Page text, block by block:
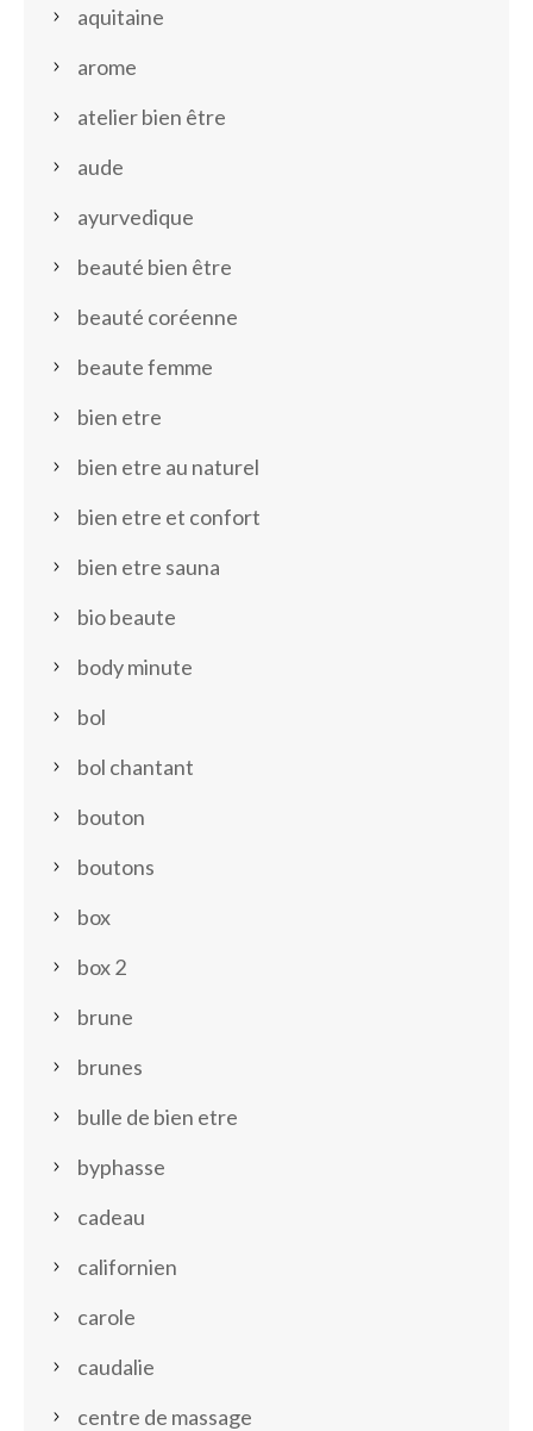
aquitaine
arome
atelier bien être
aude
ayurvedique
beauté bien être
beauté coréenne
beaute femme
bien etre
bien etre au naturel
bien etre et confort
bien etre sauna
bio beaute
body minute
bol
bol chantant
bouton
boutons
box
box 2
brune
brunes
bulle de bien etre
byphasse
cadeau
californien
carole
caudalie
centre de massage